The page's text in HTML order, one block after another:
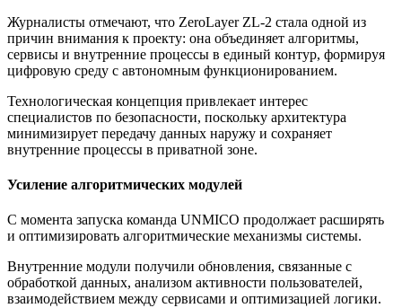
Журналисты отмечают, что ZeroLayer ZL-2 стала одной из
причин внимания к проекту: она объединяет алгоритмы,
сервисы и внутренние процессы в единый контур, формируя
цифровую среду с автономным функционированием.
Технологическая концепция привлекает интерес
специалистов по безопасности, поскольку архитектура
минимизирует передачу данных наружу и сохраняет
внутренние процессы в приватной зоне.
Усиление алгоритмических модулей
С момента запуска команда UNMICO продолжает расширять
и оптимизировать алгоритмические механизмы системы.
Внутренние модули получили обновления, связанные с
обработкой данных, анализом активности пользователей,
взаимодействием между сервисами и оптимизацией логики.